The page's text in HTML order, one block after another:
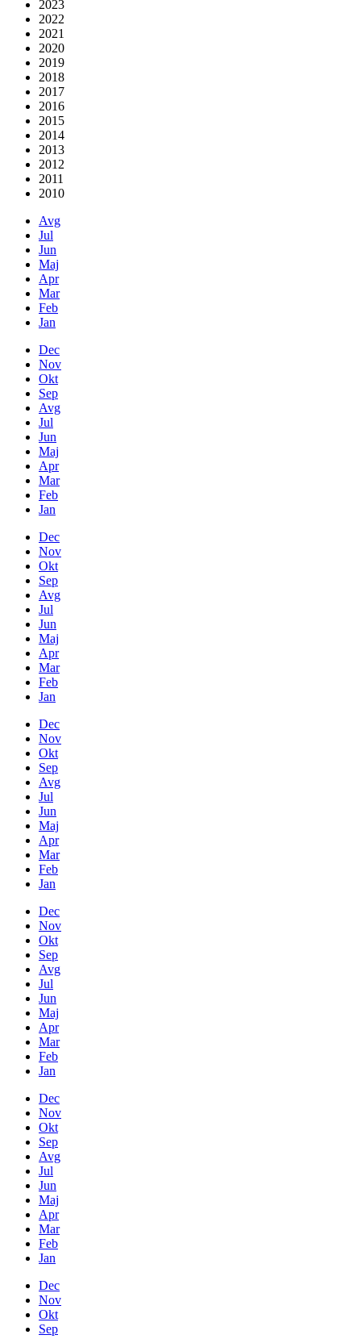
2023
2022
2021
2020
2019
2018
2017
2016
2015
2014
2013
2012
2011
2010
Avg
Jul
Jun
Maj
Apr
Mar
Feb
Jan
Dec
Nov
Okt
Sep
Avg
Jul
Jun
Maj
Apr
Mar
Feb
Jan
Dec
Nov
Okt
Sep
Avg
Jul
Jun
Maj
Apr
Mar
Feb
Jan
Dec
Nov
Okt
Sep
Avg
Jul
Jun
Maj
Apr
Mar
Feb
Jan
Dec
Nov
Okt
Sep
Avg
Jul
Jun
Maj
Apr
Mar
Feb
Jan
Dec
Nov
Okt
Sep
Avg
Jul
Jun
Maj
Apr
Mar
Feb
Jan
Dec
Nov
Okt
Sep